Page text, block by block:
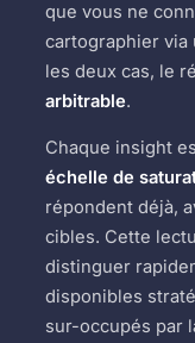
que vous ne
cartographier via
les deux cas, le
arbitrable.
Chaque insight
échelle de
répondent déjà,
cibles. Cette
distinguer
disponibles
sur-occupés par